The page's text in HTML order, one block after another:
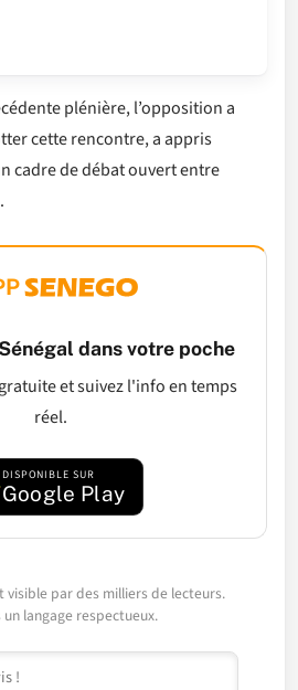
plénière, l’opposition a
cette rencontre, a appris
cadre de débat ouvert entre
dans votre poche
et suivez l'info en temps
réel.
DISPONIBLE SUR
Google Play
visible par des milliers de lecteurs.
langage respectueux.